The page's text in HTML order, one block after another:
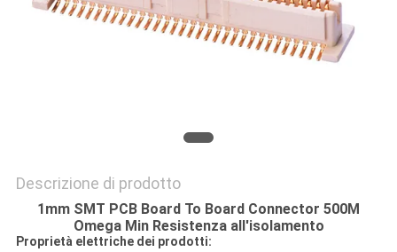
Descrizione di prodotto
1mm SMT PCB Board To Board Connector 500M
Omega Min Resistenza all'isolamento
Proprietà elettriche dei prodotti: